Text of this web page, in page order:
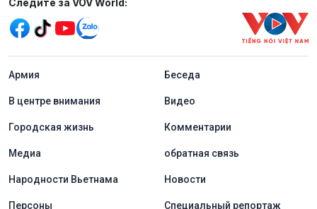
menu footer tiếng Nga
Aрмия Беседа
В центре внимания Видео
Городская жизнь Комментарии
Медиа обратная связь
Народности Вьетнама Новости
Персоны Специальный репортаж